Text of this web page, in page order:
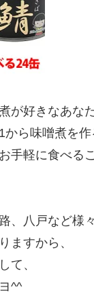
が好きなあなた
から味噌煮を作
手軽に食べる
、八戸など様々
ますから、
て、
^^